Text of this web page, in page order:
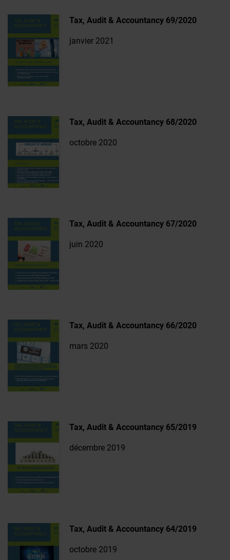
Tax, Audit & Accountancy 69/2020
janvier 2021
Tax, Audit & Accountancy 68/2020
octobre 2020
Tax, Audit & Accountancy 67/2020
juin 2020
Tax, Audit & Accountancy 66/2020
mars 2020
Tax, Audit & Accountancy 65/2019
décembre 2019
Tax, Audit & Accountancy 64/2019
octobre 2019